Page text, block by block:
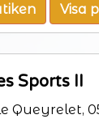
Visa
Sports II
Queyrelet,